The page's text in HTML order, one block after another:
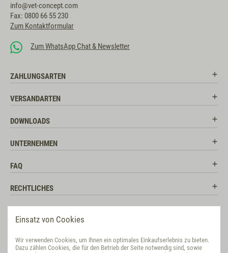
Einsatz von Cookies
Wir verwenden Cookies, um Ihnen ein optimales Einkaufserlebnis zu bieten.
Dazu zählen Cookies, die für den Betrieb der Seite notwendig sind, sowie
info@vet-concept.com
Fax: 0800 66 55 230
Zum Kontaktformular
Zum WhatsApp Chat & Newsletter
ZAHLUNGSARTEN
VERSANDARTEN
DOWNLOADS
UNTERNEHMEN
FAQ
RECHTLICHES